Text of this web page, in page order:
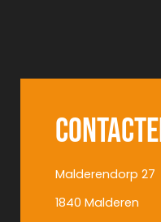
Malderendorp 27
1840 Malderen